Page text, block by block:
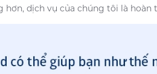
hơn, dịch vụ của chúng tôi là